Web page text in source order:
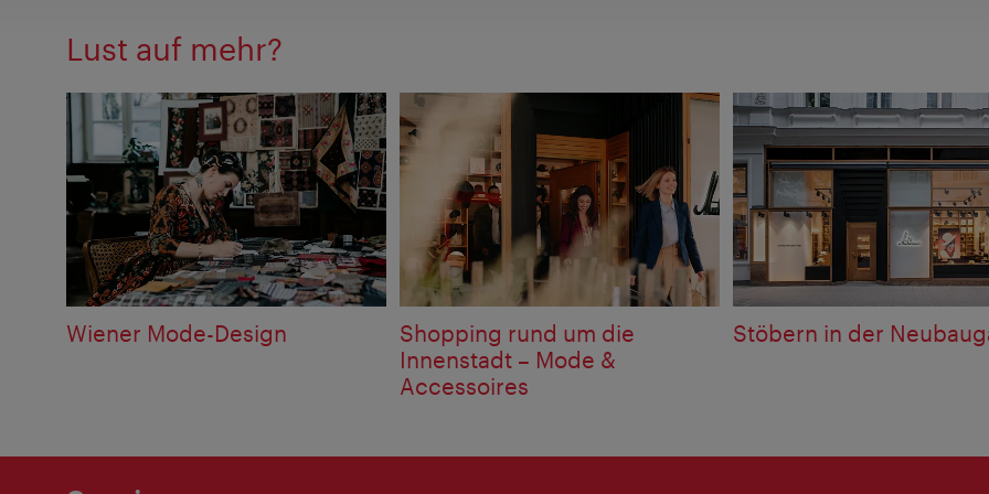
Lust auf mehr?
Wiener Mode-Design
Shopping rund um die
Innenstadt – Mode &
Accessoires
Stöbern in der